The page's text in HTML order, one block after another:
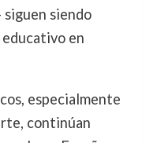
siendo
en
especialmente
continúan